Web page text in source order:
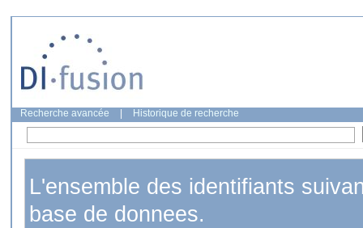
Recherche avancée Historique de recherche
L'ensemble des identifiants
base de donnees.